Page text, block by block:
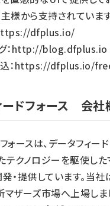
様から支持されています
dfplus.io/
http://blog.dfplus.io
：https://dfplus.io/
ードフォース 会社
ォースは、データフィー
テクノロジーを駆使した
・提供しています。当
ザーズ市場へ上場しま